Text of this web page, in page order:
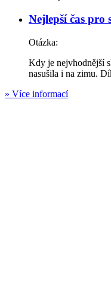
Nejlepší čas pro
Otázka:
Kdy je nejvhodnější
nasušila i na zimu.
» Více informací